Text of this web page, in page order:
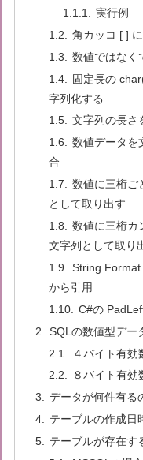
実行例
角カッコ [ ]
数値ではなく
固定長の
字列化する
文字列の長さ
数値データを
合
数値に三桁ご
として取り出す
数値に三桁カ
文字列として取り
から引用
C#の
SQLの数値型デー
４バイト有効
８バイト有効
データが何件有る
テーブルの作成日
テーブルが存在す